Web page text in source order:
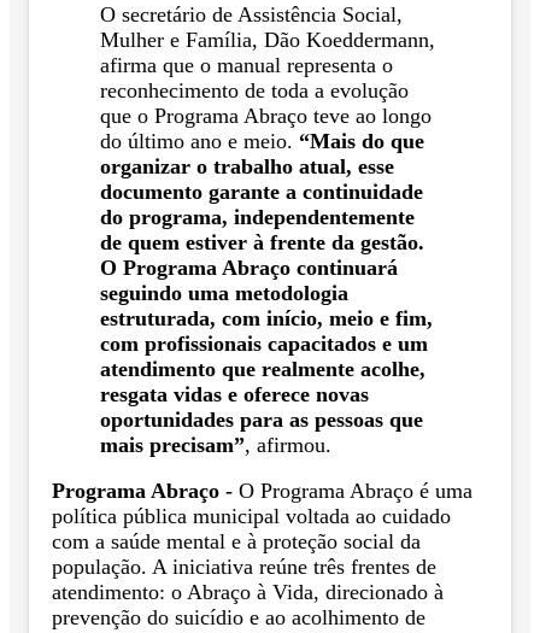
O secretário de Assistência Social,
Mulher e Família, Dão Koeddermann,
afirma que o manual representa o
reconhecimento de toda a evolução
que o Programa Abraço teve ao longo
do último ano e meio. “Mais do que
organizar o trabalho atual, esse
documento garante a continuidade
do programa, independentemente
de quem estiver à frente da gestão.
O Programa Abraço continuará
seguindo uma metodologia
estruturada, com início, meio e fim,
com profissionais capacitados e um
atendimento que realmente acolhe,
resgata vidas e oferece novas
oportunidades para as pessoas que
mais precisam”, afirmou.
Programa Abraço - O Programa Abraço é uma
política pública municipal voltada ao cuidado
com a saúde mental e à proteção social da
população. A iniciativa reúne três frentes de
atendimento: o Abraço à Vida, direcionado à
prevenção do suicídio e ao acolhimento de